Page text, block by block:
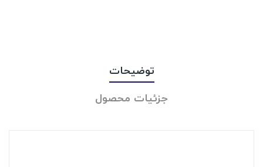
توضیحات
جزئیات محصول